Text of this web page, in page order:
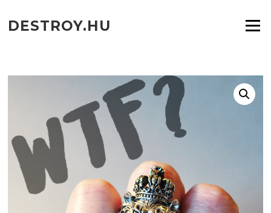
tartalomra
DESTROY.HU Menü